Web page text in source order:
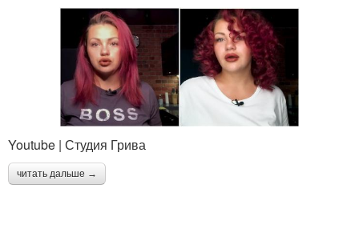
Youtube | Студия Грива
читать дальше →